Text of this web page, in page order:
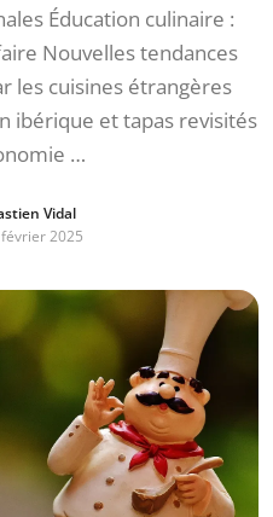
Éducation culinaire :
Nouvelles tendances
les cuisines étrangères
ibérique et tapas revisités
…
Vidal
2025